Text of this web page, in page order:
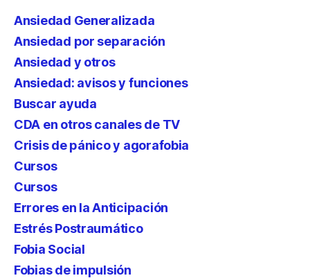
Ansiedad Generalizada
Ansiedad por separación
Ansiedad y otros
Ansiedad: avisos y funciones
Buscar ayuda
CDA en otros canales de TV
Crisis de pánico y agorafobia
Cursos
Cursos
Errores en la Anticipación
Estrés Postraumático
Fobia Social
Fobias de impulsión